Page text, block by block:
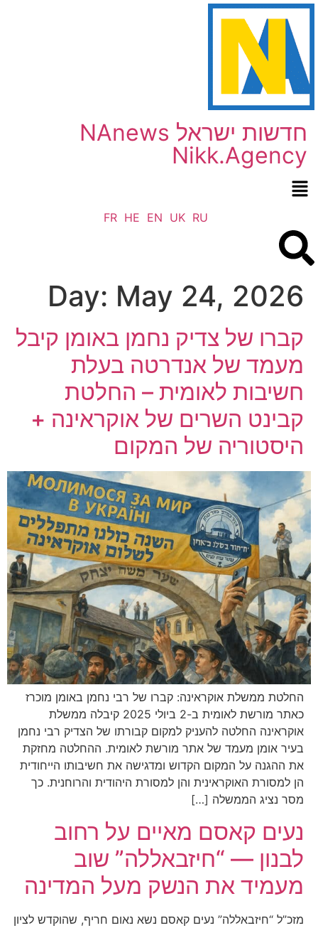
NAnews חדשות ישראל
Nikk.Agency
RU
UK
EN
HE
FR
Day: May 24, 2026
קברו של צדיק נחמן באומן קיבל
מעמד של אנדרטה בעלת
חשיבות לאומית – החלטת
קבינט השרים של אוקראינה +
היסטוריה של המקום
החלטת ממשלת אוקראינה: קברו של רבי נחמן באומן מוכרז
כאתר מורשת לאומית ב-2 ביולי 2025 קיבלה ממשלת
אוקראינה החלטה להעניק למקום קבורתו של הצדיק רבי נחמן
בעיר אומן מעמד של אתר מורשת לאומית. ההחלטה מחזקת
את ההגנה על המקום הקדוש ומדגישה את חשיבותו הייחודית
הן למסורת האוקראינית והן למסורת היהודית והרוחנית. כך
מסר נציג הממשלה […]
נעים קאסם מאיים על רחוב
לבנון — “חיזבאללה” שוב
מעמיד את הנשק מעל המדינה
מזכ”ל “חיזבאללה” נעים קאסם נשא נאום חריף, שהוקדש לציון